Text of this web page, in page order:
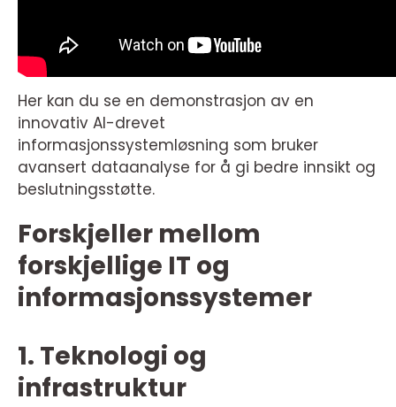
Her kan du se en demonstrasjon av en
innovativ AI-drevet
informasjonssystemløsning som bruker
avansert dataanalyse for å gi bedre innsikt og
beslutningsstøtte.
Forskjeller mellom
forskjellige IT og
informasjonssystemer
1. Teknologi og
infrastruktur